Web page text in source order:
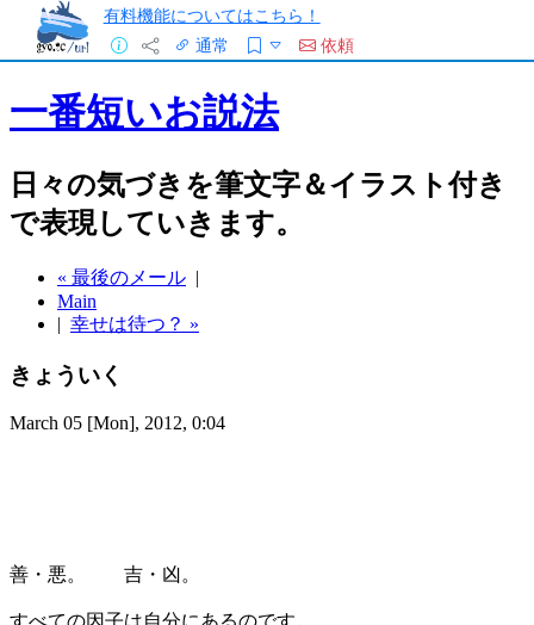
有料機能についてはこちら！
通常
依頼